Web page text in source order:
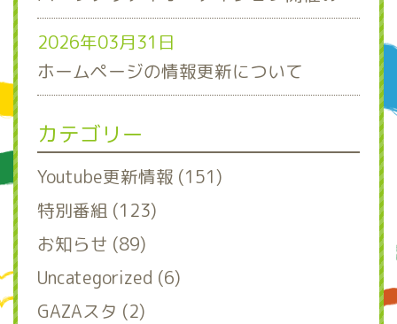
2026年03月31日
ホームページの情報更新について
カテゴリー
Youtube更新情報 (151)
特別番組 (123)
お知らせ (89)
Uncategorized (6)
GAZAスタ (2)